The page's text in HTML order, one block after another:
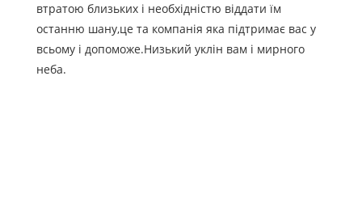
втратою близьких і необхідністю віддати їм
останню шану,це та компанія яка підтримає вас у
всьому і допоможе.Низький уклін вам і мирного
неба.